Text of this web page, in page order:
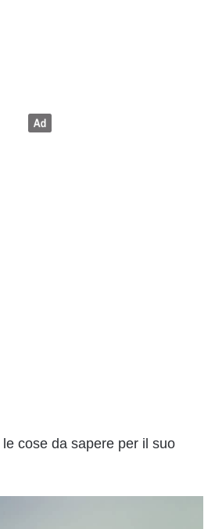
le cose da sapere per il suo